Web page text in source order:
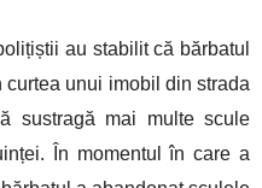
au stabilit că bărbatul
curtea unui imobil din strada
sustragă mai multe scule
În momentul în care a